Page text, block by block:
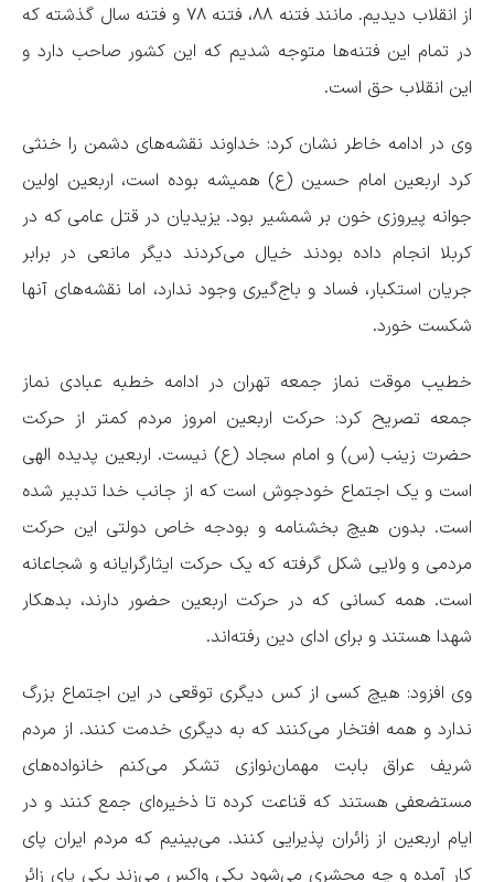
از انقلاب دیدیم. مانند فتنه ۸۸، فتنه ۷۸ و فتنه سال گذشته که
در تمام این فتنه‌ها متوجه شدیم که این کشور صاحب دارد و
این انقلاب حق است.
وی در ادامه خاطر نشان کرد: خداوند نقشه‌های دشمن را خنثی
کرد اربعین امام حسین (ع) همیشه بوده است، اربعین اولین
جوانه پیروزی خون بر شمشیر بود. یزیدیان در قتل عامی که در
کربلا انجام داده بودند خیال می‌کردند دیگر مانعی در برابر
جریان استکبار، فساد و باج‌گیری وجود ندارد، اما نقشه‌های آنها
شکست خورد.
خطیب موقت نماز جمعه تهران در ادامه خطبه عبادی نماز
جمعه تصریح کرد: حرکت اربعین امروز مردم کمتر از حرکت
حضرت زینب (س) و امام سجاد (ع) نیست. اربعین پدیده الهی
است و یک اجتماع خودجوش است که از جانب خدا تدبیر شده
است. بدون هیچ بخشنامه و بودجه خاص دولتی این حرکت
مردمی و ولایی شکل گرفته که یک حرکت ایثارگرایانه و شجاعانه
است. همه کسانی که در حرکت اربعین حضور دارند، بدهکار
شهدا هستند و برای ادای دین رفته‌اند.
وی افزود: هیچ کسی از کس دیگری توقعی در این اجتماع بزرگ
ندارد و همه افتخار می‌کنند که به دیگری خدمت کنند. از مردم
شریف عراق بابت مهمان‌نوازی تشکر می‌کنم خانواده‌های
مستضعفی هستند که قناعت کرده تا ذخیره‌ای جمع کنند و در
ایام اربعین از زائران پذیرایی کنند. می‌بینیم که مردم ایران پای
کار آمده و چه محشری می‌شود یکی واکس می‌زند یکی پای زائر